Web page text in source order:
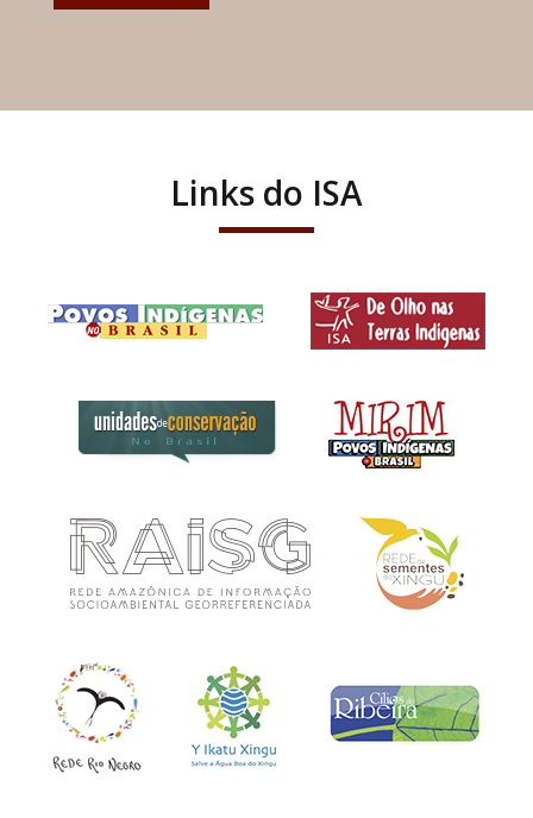
Links do ISA